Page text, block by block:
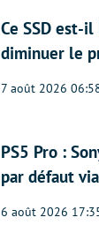
Ce SSD est-
diminuer le
7 août 2026
PS5 Pro :
par défaut
6 août 2026